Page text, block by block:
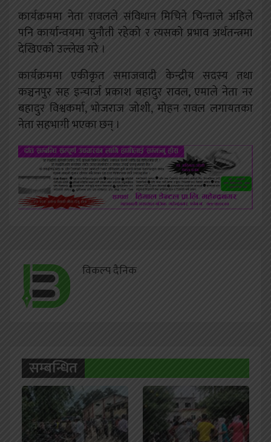
कार्यक्रममा नेता रावलले संविधान मिचिने चिन्ताले अहिले
पनि कार्यान्वयमा चुनौती रहेको र त्यसको प्रभाव अर्थतन्त्रमा
देखिएको उल्लेख गरे ।
कार्यक्रममा एकीकृत समाजवादी केन्द्रीय सदस्य तथा
कञ्चनपुर सह इन्चार्ज प्रकाश बहादुर रावल, एमाले नेता नर
बहादुर विश्वकर्मा, भोजराज जोशी, मोहन रावल लगायतका
नेता सहभागी भएका छन् ।
विकल्प दैनिक
सम्बन्धित